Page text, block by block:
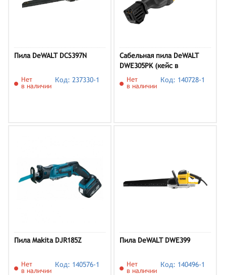
Пила DeWALT DCS397N
Нет
в наличии
Код: 237330-1
Сабельная пила DeWALT
DWE305PK (кейс в
комплекте)
Нет
в наличии
Код: 140728-1
Пила Makita DJR185Z
Нет
в наличии
Код: 140576-1
Пила DeWALT DWE399
Нет
в наличии
Код: 140496-1